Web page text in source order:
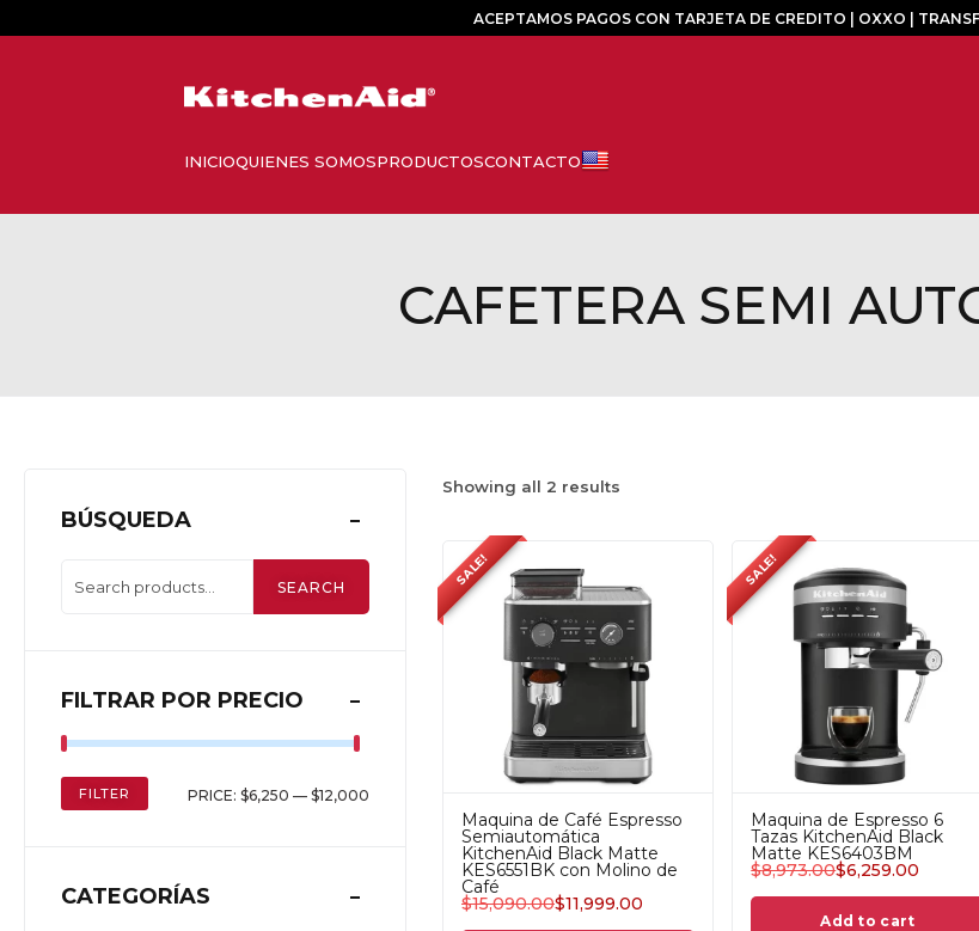
ACEPTAMOS PAGOS CON TARJETA DE CREDITO | OXXO |
CAFETERA SEMI
BÚSQUEDA
SEARCH
FILTRAR POR PRECIO
FILTER PRICE: $6,250 — $12,000
CATEGORÍAS
Showing all 2 results
SALE!
Maquina de Café Espresso
Semiautomática
KitchenAid Black Matte
KES6551BK con Molino de
Café
$15,090.00$11,999.00
SALE!
Maquina de Espresso 6
Tazas KitchenAid Black
Matte KES6403BM
$8,973.00$6,259.00
Add to cart